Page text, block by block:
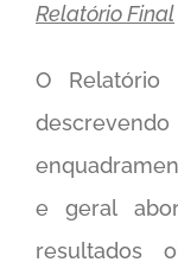
Relatório Final
O Relatório
e geral
resultados